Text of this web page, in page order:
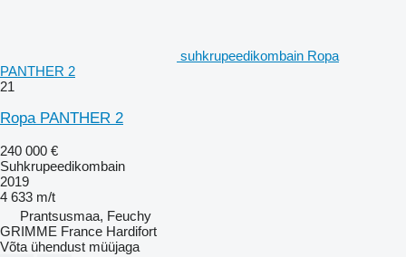
suhkrupeedikombain Ropa
PANTHER 2
21
Ropa PANTHER 2
240 000 €
Suhkrupeedikombain
2019
4 633 m/t
Prantsusmaa, Feuchy
GRIMME France Hardifort
Võta ühendust müüjaga